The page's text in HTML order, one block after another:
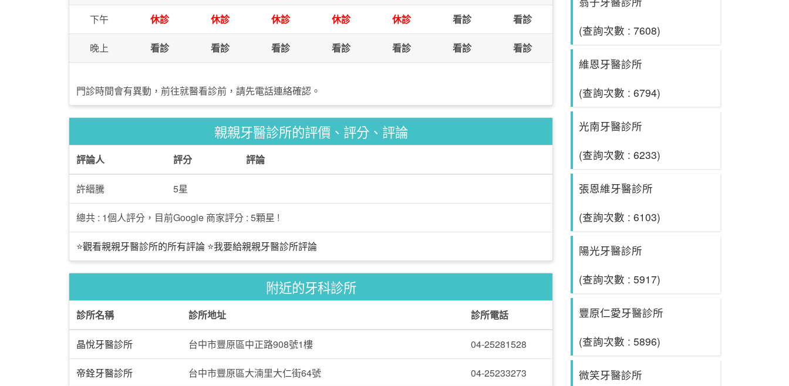
下午 休診 休診 休診 休診 休診 看診 看診
晚上 看診 看診 看診 看診 看診 看診 看診
門診時間會有異動，前往就醫看診前，請先電話連絡確認。
親親牙醫診所的評價、評分、評論
評論人 評分 評論
許縉騰 5星
總共 : 1個人評分，目前Google 商家評分 : 5顆星 !
⭐觀看親親牙醫診所的所有評論 ⭐我要給親親牙醫診所評論
附近的牙科診所
診所名稱 診所地址 診所電話
晶悅牙醫診所 台中市豐原區中正路908號1樓 04-25281528
帝銓牙醫診所 台中市豐原區大湳里大仁街64號 04-25233273
(查詢次數 : 7608)
維恩牙醫診所
(查詢次數 : 6794)
光南牙醫診所
(查詢次數 : 6233)
張恩維牙醫診所
(查詢次數 : 6103)
陽光牙醫診所
(查詢次數 : 5917)
豐原仁愛牙醫診所
(查詢次數 : 5896)
微笑牙醫診所